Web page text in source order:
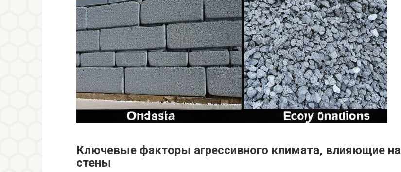
Ключевые факторы агрессивного климата, влияющие на
стены